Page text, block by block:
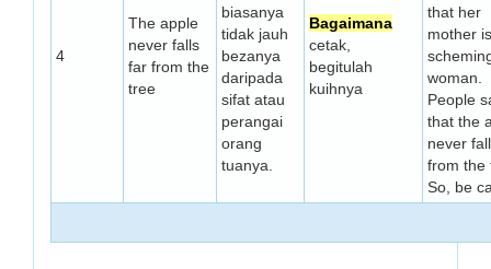
4
The apple
never falls
far from the
tree
biasanya
tidak jauh
bezanya
daripada
sifat atau
perangai
orang
tuanya.
Bagaimana
cetak,
begitulah
kuihnya
that her
mother
woman.
People
that the
never
from the
So, be